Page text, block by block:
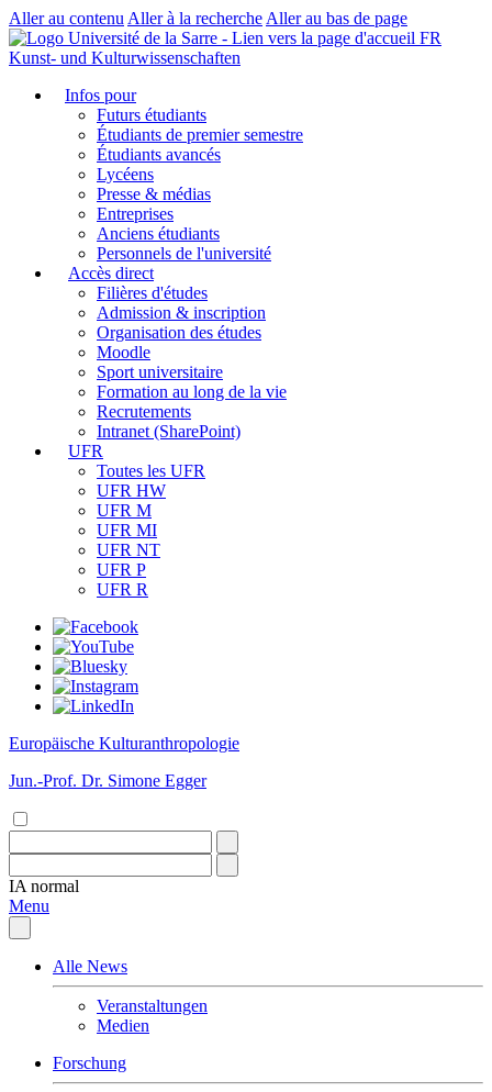
Aller au contenu Aller à la recherche Aller au bas de page
FR
Kunst- und Kulturwissenschaften
Infos pour
Futurs étudiants
Étudiants de premier semestre
Étudiants avancés
Lycéens
Presse & médias
Entreprises
Anciens étudiants
Personnels de l'université
Accès direct
Filières d'études
Admission & inscription
Organisation des études
Moodle
Sport universitaire
Formation au long de la vie
Recrutements
Intranet (SharePoint)
UFR
Toutes les UFR
UFR HW
UFR M
UFR MI
UFR NT
UFR P
UFR R
Europäische Kulturanthropologie
Jun.-Prof. Dr. Simone Egger
IA normal
Menu
Alle News
Veranstaltungen
Medien
Forschung